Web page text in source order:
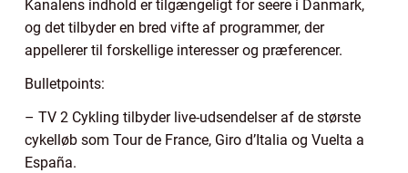
Kanalens indhold er tilgængeligt for seere i Danmark,
og det tilbyder en bred vifte af programmer, der
appellerer til forskellige interesser og præferencer.
Bulletpoints:
– TV 2 Cykling tilbyder live-udsendelser af de største
cykelløb som Tour de France, Giro d’Italia og Vuelta a
España.